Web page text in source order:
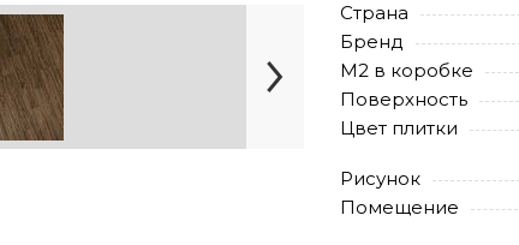
Страна
Бренд
М2 в коробке
Поверхность
Цвет плитки
Рисунок
Помещение